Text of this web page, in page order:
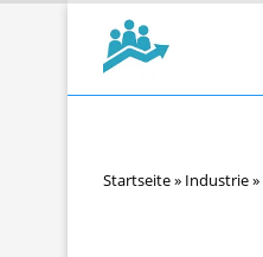
Startseite» Industrie»